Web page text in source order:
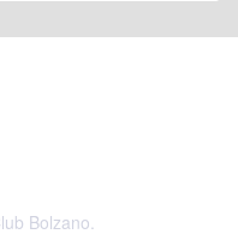
Bolzano.